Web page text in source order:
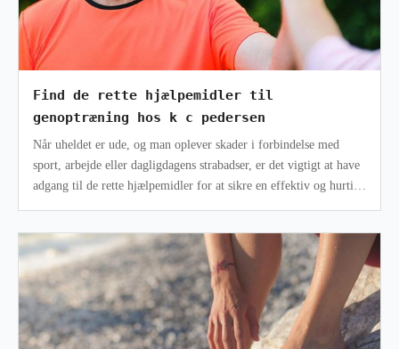
Find de rette hjælpemidler til
genoptræning hos k c pedersen
Når uheldet er ude, og man oplever skader i forbindelse med
sport, arbejde eller dagligdagens strabadser, er det vigtigt at have
adgang til de rette hjælpemidler for at sikre en effektiv og hurtig